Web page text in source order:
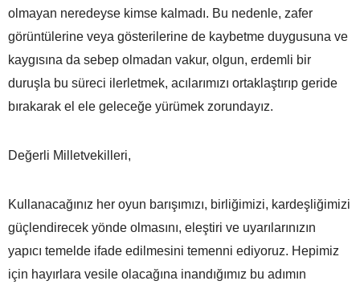
olmayan neredeyse kimse kalmadı. Bu nedenle, zafer
görüntülerine veya gösterilerine de kaybetme duygusuna ve
kaygısına da sebep olmadan vakur, olgun, erdemli bir
duruşla bu süreci ilerletmek, acılarımızı ortaklaştırıp geride
bırakarak el ele geleceğe yürümek zorundayız.
Değerli Milletvekilleri,
Kullanacağınız her oyun barışımızı, birliğimizi, kardeşliğimizi
güçlendirecek yönde olmasını, eleştiri ve uyarılarınızın
yapıcı temelde ifade edilmesini temenni ediyoruz. Hepimiz
için hayırlara vesile olacağına inandığımız bu adımın